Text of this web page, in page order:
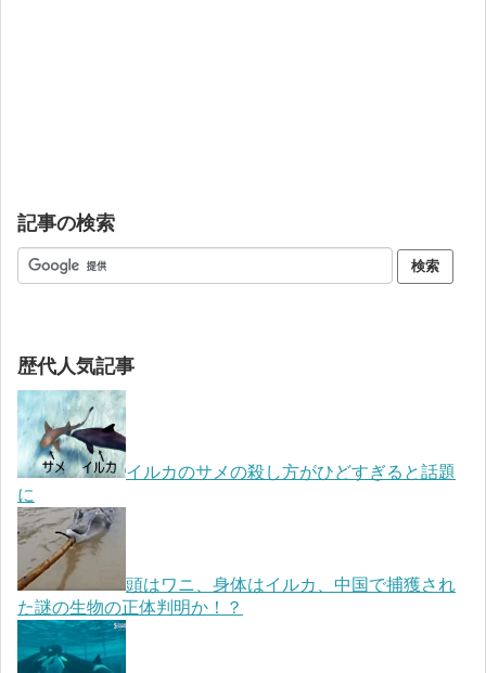
記事の検索
歴代人気記事
イルカのサメの殺し方がひどすぎると話題
に
頭はワニ、身体はイルカ、中国で捕獲され
た謎の生物の正体判明か！？